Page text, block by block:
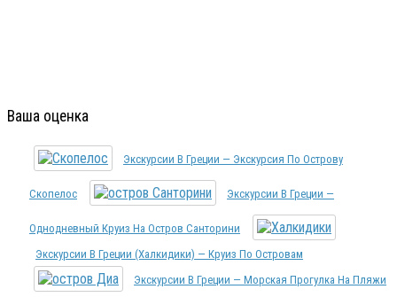
Ваша оценка
Экскурсии В Греции — Экскурсия По Острову
Скопелос Экскурсии В Греции —
Однодневный Круиз На Остров Санторини
Экскурсии В Греции (Халкидики) — Круиз По Островам
Экскурсии В Греции — Морская Прогулка На Пляжи